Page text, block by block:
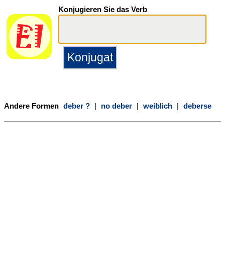
Konjugieren Sie das Verb
Andere Formen deber ? | no deber | weiblich | deberse